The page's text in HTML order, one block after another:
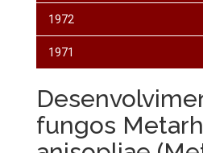
1972
1971
fungos